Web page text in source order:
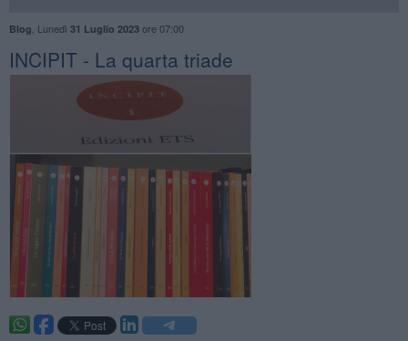
Blog Lunedì 31 Luglio 2023ore 07:00
INCIPIT - La quarta triade